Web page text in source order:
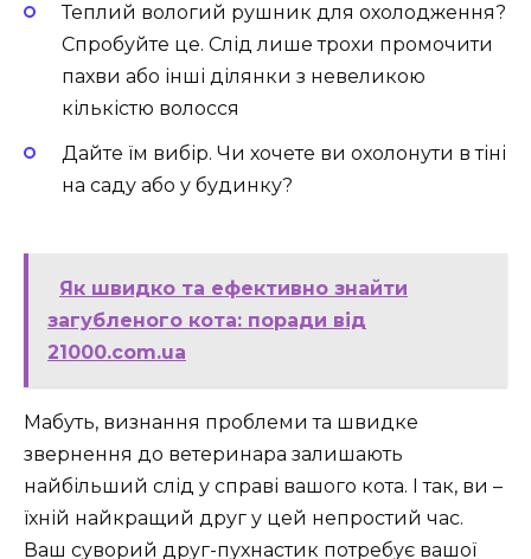
Теплий вологий рушник для охолодження?
Спробуйте це. Слід лише трохи промочити
пахви або інші ділянки з невеликою
кількістю волосся
Дайте їм вибір. Чи хочете ви охолонути в тіні
на саду або у будинку?
Як швидко та ефективно знайти
загубленого кота: поради від
21000.com.ua
Мабуть, визнання проблеми та швидке
звернення до ветеринара залишають
найбільший слід у справі вашого кота. І так, ви –
їхній найкращий друг у цей непростий час.
Ваш суворий друг-пухнастик потребує вашої